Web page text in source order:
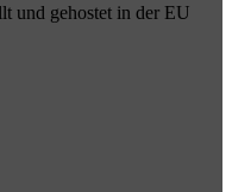
und gehostet in der EU